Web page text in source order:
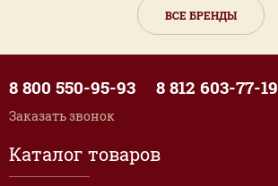
ВСЕ БРЕНДЫ
Каталог товаров
8 800 550-95-93 8 812 603-77-19
Заказать звонок